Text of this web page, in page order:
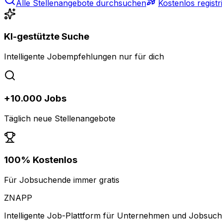
Alle Stellenangebote durchsuchen Kostenlos
KI-gestützte Suche
Intelligente Jobempfehlungen nur für dich
+10.000 Jobs
Täglich neue Stellenangebote
100% Kostenlos
Für Jobsuchende immer gratis
ZNAPP
Intelligente Job-Plattform für Unternehmen und